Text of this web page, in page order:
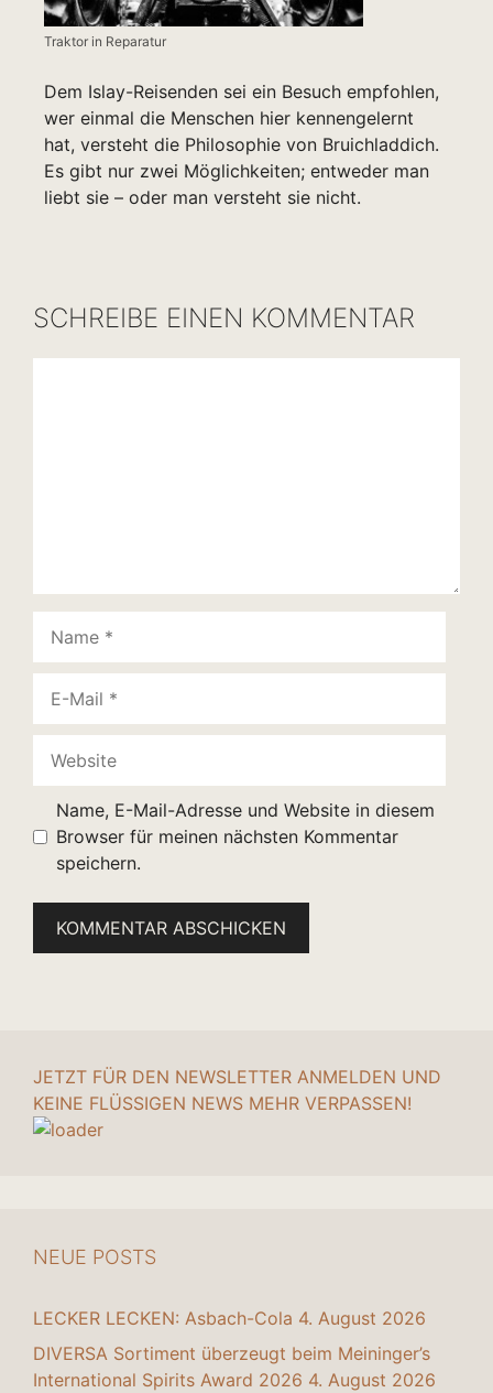
Traktor in Reparatur
Dem Islay-Reisenden sei ein Besuch empfohlen,
wer einmal die Menschen hier kennengelernt
hat, versteht die Philosophie von Bruichladdich.
Es gibt nur zwei Möglichkeiten; entweder man
liebt sie – oder man versteht sie nicht.
SCHREIBE EINEN KOMMENTAR
Mail
Name, E-Mail-Adresse und Website in diesem
Browser für meinen nächsten Kommentar
speichern.
JETZT FÜR DEN NEWSLETTER ANMELDEN UND
KEINE FLÜSSIGEN NEWS MEHR VERPASSEN!
NEUE POSTS
LECKER LECKEN: Asbach-Cola 4. August 2026
DIVERSA Sortiment überzeugt beim Meininger’s
International Spirits Award 2026 4. August 2026